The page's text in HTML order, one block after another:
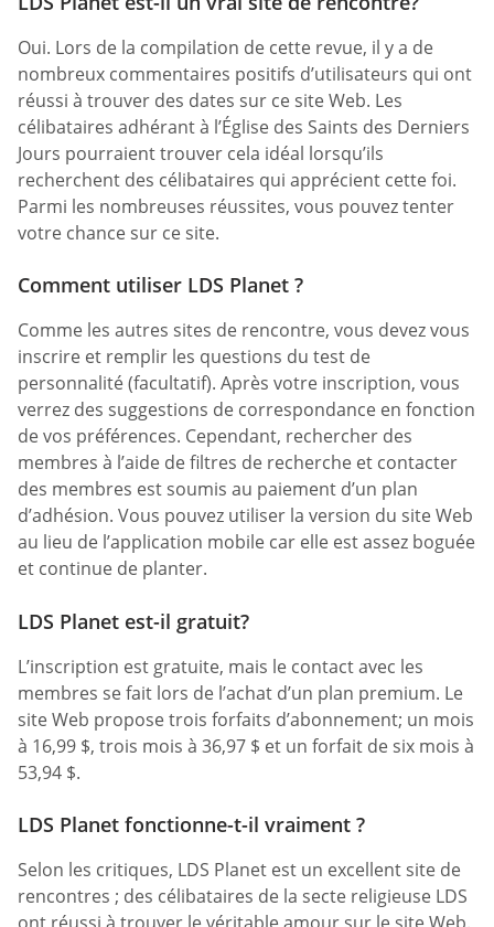
Oui. Lors de la compilation de cette revue, il y a de
nombreux commentaires positifs d’utilisateurs qui ont
réussi à trouver des dates sur ce site Web. Les
célibataires adhérant à l’Église des Saints des Derniers
Jours pourraient trouver cela idéal lorsqu’ils
recherchent des célibataires qui apprécient cette foi.
Parmi les nombreuses réussites, vous pouvez tenter
votre chance sur ce site.
Comment utiliser LDS Planet ?
Comme les autres sites de rencontre, vous devez vous
inscrire et remplir les questions du test de
personnalité (facultatif). Après votre inscription, vous
verrez des suggestions de correspondance en fonction
de vos préférences. Cependant, rechercher des
membres à l’aide de filtres de recherche et contacter
des membres est soumis au paiement d’un plan
d’adhésion. Vous pouvez utiliser la version du site Web
au lieu de l’application mobile car elle est assez boguée
et continue de planter.
LDS Planet est-il gratuit?
L’inscription est gratuite, mais le contact avec les
membres se fait lors de l’achat d’un plan premium. Le
site Web propose trois forfaits d’abonnement; un mois
à 16,99 $, trois mois à 36,97 $ et un forfait de six mois à
53,94 $.
LDS Planet fonctionne-t-il vraiment ?
Selon les critiques, LDS Planet est un excellent site de
rencontres ; des célibataires de la secte religieuse LDS